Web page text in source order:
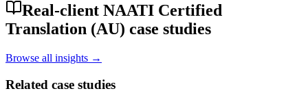
Real-client NAATI Certified
Translation (AU) case studies
Browse all insights →
Related case studies